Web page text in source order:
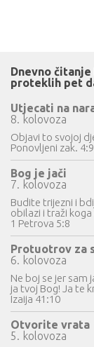
Dnevno
proteklih pet
Utjecati na
8. kolovoza
Objavi to svojoj
Ponovljeni zak. 4:9
Bog je jači
7. kolovoza
Budite trijezni i
obilazi i traži
1 Petrova 5:8
Protuotrov za
6. kolovoza
Ne boj se jer sam
ja tvoj Bog! Ja te
Izaija 41:10
Otvorite vrata
5. kolovoza